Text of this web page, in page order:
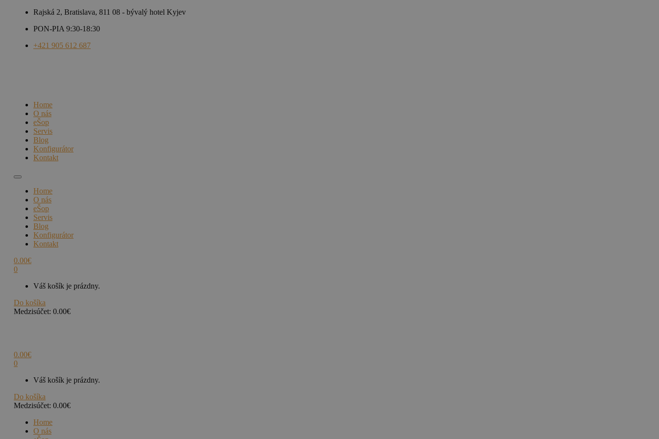
Rajská 2, Bratislava, 811 08 - bývalý hotel Kyjev
PON-PIA 9:30-18:30
+421 905 612 687
Home
O nás
eŠop
Servis
Blog
Konfigurátor
Kontakt
Home
O nás
eŠop
Servis
Blog
Konfigurátor
Kontakt
0.00€
0
Váš košík je prázdny.
Do košíka
Medzisúčet: 0.00€
0.00€
0
Váš košík je prázdny.
Do košíka
Medzisúčet: 0.00€
Home
O nás